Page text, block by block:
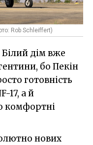
Rob Schleiffert)
Білий дім вже
бо Пекін
готовність
17, а й
комфортні
нових